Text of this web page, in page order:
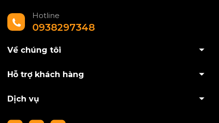
Hotline
0938297348
Về chúng tôi
Hỗ trợ khách hàng
Dịch vụ